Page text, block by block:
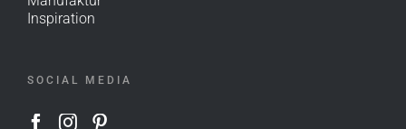
Inspiration
SOCIAL MEDIA